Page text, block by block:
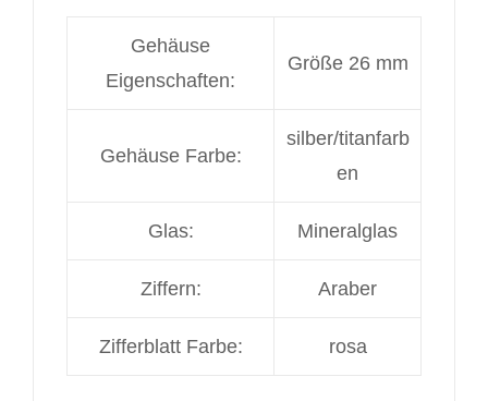
Gehäuse
Eigenschaften:
Größe 26 mm
Gehäuse Farbe:
silber/titanfarb
en
Glas: Mineralglas
Ziffern: Araber
Zifferblatt Farbe: rosa